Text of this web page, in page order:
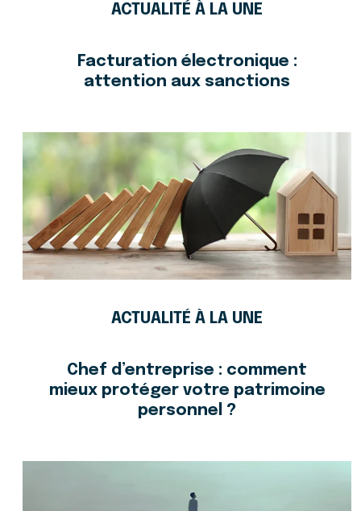
ACTUALITÉ À LA UNE
Facturation électronique :
attention aux sanctions
ACTUALITÉ À LA UNE
Chef d’entreprise : comment
mieux protéger votre patrimoine
personnel ?